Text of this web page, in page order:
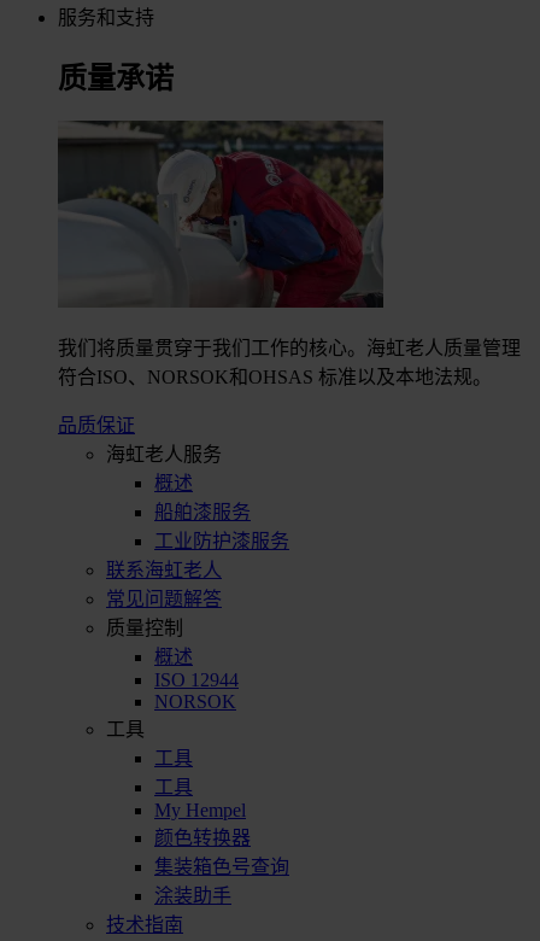
服务和支持
质量承诺
我们将质量贯穿于我们工作的核心。海虹老人质量管理
符合ISO、NORSOK和OHSAS 标准以及本地法规。
品质保证
海虹老人服务
概述
船舶漆服务
工业防护漆服务
联系海虹老人
常见问题解答
质量控制
概述
ISO 12944
NORSOK
工具
工具
工具
My Hempel
颜色转换器
集装箱色号查询
涂装助手
技术指南